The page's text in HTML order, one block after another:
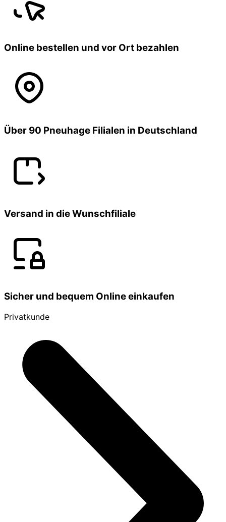
Online bestellen und vor Ort bezahlen
Über 90 Pneuhage Filialen in Deutschland
Versand in die Wunschfiliale
Sicher und bequem Online einkaufen
Privatkunde